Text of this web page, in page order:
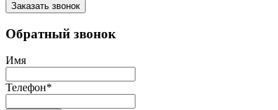
Заказать звонок
Обратный звонок
Имя
Телефон*